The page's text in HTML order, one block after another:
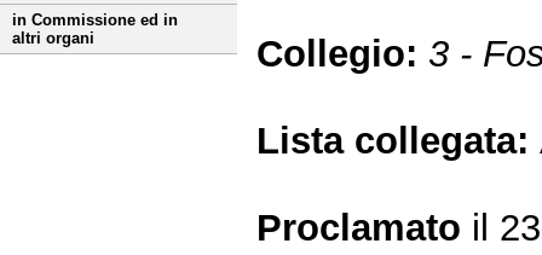
in Commissione ed in
altri organi
Collegio: 3 -
Lista collegata:
Proclamato il